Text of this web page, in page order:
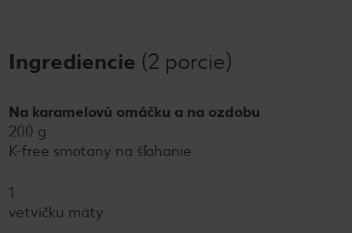
Ingrediencie (2 porcie)
Na karamelovú omáčku a na ozdobu
200 g
K-free smotany na šľahanie
1
vetvičku mäty